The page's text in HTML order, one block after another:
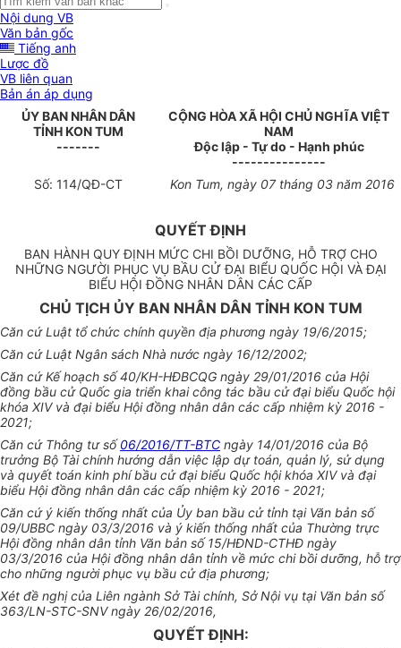
Nội dung VB
Văn bản gốc
Tiếng anh
Lược đồ
VB liên quan
Bản án áp dụng
ỦY BAN NHÂN DÂN
TỈNH KON TUM
-------
CỘNG HÒA XÃ HỘI CHỦ NGHĨA VIỆT
NAM
Độc lập - Tự do - Hạnh phúc
---------------
Số: 114/QĐ-CT Kon Tum, ngày 07 tháng 03 năm 2016
QUYẾT ĐỊNH
BAN HÀNH QUY ĐỊNH MỨC CHI BỒI DƯỠNG, HỖ TRỢ CHO
NHỮNG NGƯỜI PHỤC VỤ BẦU CỬ ĐẠI BIỂU QUỐC HỘI VÀ ĐẠI
BIỂU HỘI ĐỒNG NHÂN DÂN CÁC CẤP
CHỦ TỊCH ỦY BAN NHÂN DÂN TỈNH KON TUM
Căn cứ Luật tổ chức chính quyền địa phương ngày 19/6/2015;
Căn cứ Luật Ngân sách Nhà nước ngày 16/12/2002;
Căn cứKế hoạch số 40/KH-HĐBCQG ngày 29/01/2016 của Hội
đồng bầu cử Quốc gia triển khaicông tác bầu cử đại biểu Quốc hội
khóa XIV và đại biểu Hội đồng nhân dân các cấp nhiệm kỳ 2016 -
2021;
Căn cứ Thông tư số06/2016/TT-BTC ngày 14/01/2016 của Bộ
trưởng Bộ Tài chính hướng dẫn việc lập dự toán, quản lý, sử dụng
và quyết toán kinh phí bầu cử đại biểu Quốc hội khóa XIV và đại
biểu Hội đồng nhân dân các cấp nhiệm kỳ 2016 - 2021;
Căn cứ ý kiến thống nhất của Ủy ban bầu cử tỉnh tại Văn bản số
09/UBBC ngày 03/3/2016 và ý kiến thống nhất của Thường trực
Hội đồng nhân dân tỉnh Văn bản số 15/HĐND-CTHĐ ngày
03/3/2016 của Hội đồng nhân dân tỉnh về mức chi bồi dưỡng, hỗ trợ
cho những người phục vụ bầu cử địa phương;
Xét đề nghị của Liên ngành Sở Tài chính, Sở Nội vụ tại Văn bản số
363/LN-STC-SNV ngày 26/02/2016,
QUYẾT ĐỊNH: